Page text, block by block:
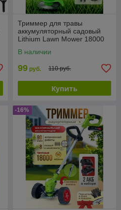
Триммер для травы
аккумуляторный садовый
Lithium Lawn Mower 18000
В наличии
99 руб. 110 руб.
Купить
-16%